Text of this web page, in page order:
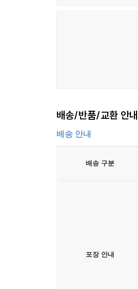
배송/반품/교환 안내
배송 안내
배송 구분
포장 안내